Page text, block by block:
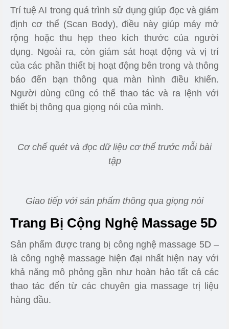
Trí tuệ AI trong quá trình sử dụng giúp đọc và giám
định cơ thể (Scan Body), điều này giúp máy mở
rộng hoặc thu hẹp theo kích thước của người
dụng. Ngoài ra, còn giám sát hoạt động và vị trí
của các phần thiết bị hoạt động bên trong và thông
báo đến bạn thông qua màn hình điều khiển.
Người dùng cũng có thể thao tác và ra lệnh với
thiết bị thông qua giọng nói của mình.
Cơ chế quét và đọc dữ liệu cơ thể trước mỗi bài
tập
Giao tiếp với sản phẩm thông qua giọng nói
Trang Bị Cộng Nghệ Massage 5D
Sản phẩm được trang bị công nghệ massage 5D –
là công nghệ massage hiện đại nhất hiện nay với
khả năng mô phỏng gần như hoàn hảo tất cả các
thao tác đến từ các chuyên gia massage trị liệu
hàng đầu.